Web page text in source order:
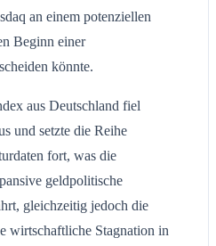
an einem potenziellen
Beginn einer
könnte.
aus Deutschland fiel
und setzte die Reihe
fort, was die
geldpolitische
gleichzeitig jedoch die
wirtschaftliche Stagnation in